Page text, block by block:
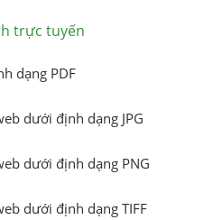
trực tuyến
dạng PDF
dưới định dạng JPG
dưới định dạng PNG
dưới định dạng TIFF